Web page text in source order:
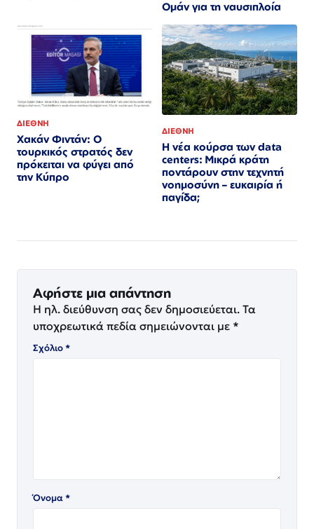
Ομάν για τη ναυσιπλοία
ΔΙΕΘΝΗ
Χακάν Φιντάν: Ο
τουρκικός στρατός δεν
πρόκειται να φύγει από
την Κύπρο
ΔΙΕΘΝΗ
Η νέα κούρσα των data
centers: Μικρά κράτη
ποντάρουν στην τεχνητή
νοημοσύνη – ευκαιρία ή
παγίδα;
Αφήστε μια απάντηση
Η ηλ. διεύθυνση σας δεν δημοσιεύεται. Τα
υποχρεωτικά πεδία σημειώνονται με *
Σχόλιο*
Όνομα*